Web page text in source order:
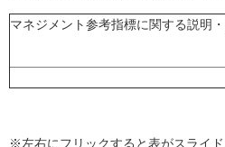
マネジメント参考指標に関する説明
※左右にフリックすると表がスライド